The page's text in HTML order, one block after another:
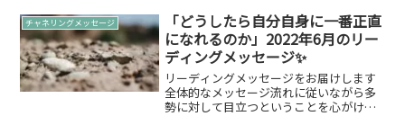
プル・スターシードの方が縁ぱすではよ
く見てくださっ...
チャネリングメッセージ
「どうしたら自分自身に一番正直
になれるのか」2022年6月のリー
ディングメッセージ✨
リーディングメッセージをお届けします
全体的なメッセージ流れに従いながら多
勢に対して目立つということを心がけて